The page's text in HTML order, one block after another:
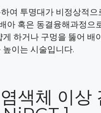
여 투명대가 비정상적으
아 혹은 동결융해과정으
게 하거나 구멍을 뚫어 배
높이는 시술입니다.
색체 이상